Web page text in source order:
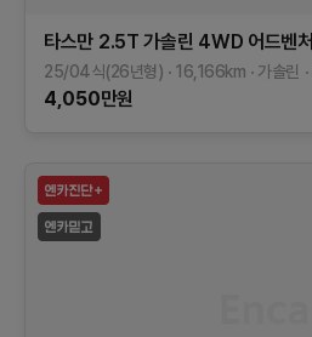
타스만 2.5T 가솔린 4WD 어드벤처
25/04식(26년형) 16,166km 가솔린
4,050만원